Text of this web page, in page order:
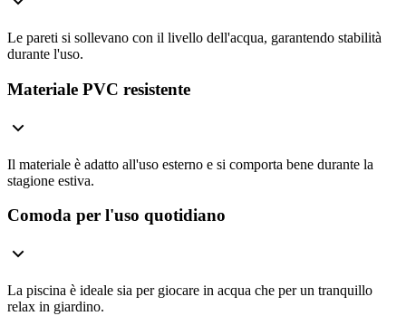
Le pareti si sollevano con il livello dell'acqua, garantendo stabilità
durante l'uso.
Materiale PVC resistente
Il materiale è adatto all'uso esterno e si comporta bene durante la
stagione estiva.
Comoda per l'uso quotidiano
La piscina è ideale sia per giocare in acqua che per un tranquillo
relax in giardino.